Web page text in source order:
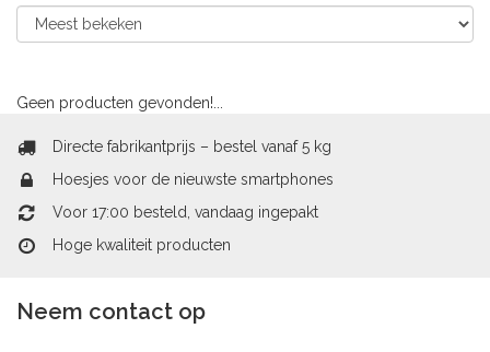
Geen producten gevonden!...
Directe fabrikantprijs – bestel vanaf 5 kg
Hoesjes voor de nieuwste smartphones
Voor 17:00 besteld, vandaag ingepakt
Hoge kwaliteit producten
Neem contact op